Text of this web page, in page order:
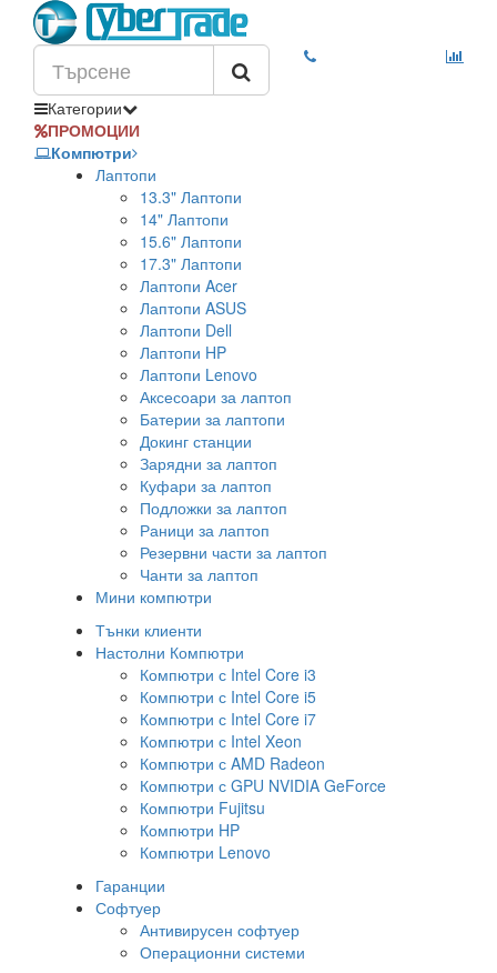
Категории
ПРОМОЦИИ
Компютри
Лаптопи
13.3" Лаптопи
14" Лаптопи
15.6" Лаптопи
17.3" Лаптопи
Лаптопи Acer
Лаптопи ASUS
Лаптопи Dell
Лаптопи HP
Лаптопи Lenovo
Аксесоари за лаптоп
Батерии за лаптопи
Докинг станции
Зарядни за лаптоп
Куфари за лаптоп
Подложки за лаптоп
Раници за лаптоп
Резервни части за лаптоп
Чанти за лаптоп
Мини компютри
Тънки клиенти
Настолни Компютри
Компютри с Intel Core i3
Компютри с Intel Core i5
Компютри с Intel Core i7
Компютри с Intel Xeon
Компютри с AMD Radeon
Компютри с GPU NVIDIA GeForce
Компютри Fujitsu
Компютри HP
Компютри Lenovo
Гаранции
Софтуер
Антивирусен софтуер
Операционни системи